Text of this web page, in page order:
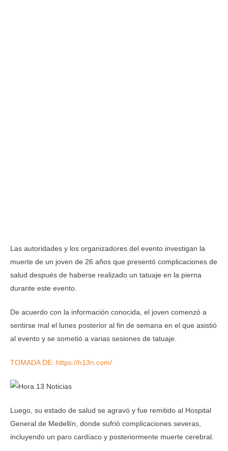
Las autoridades y los organizadores del evento investigan la
muerte de un joven de 26 años que presentó complicaciones de
salud después de haberse realizado un tatuaje en la pierna
durante este evento.
De acuerdo con la información conocida, el joven comenzó a
sentirse mal el lunes posterior al fin de semana en el que asistió
al evento y se sometió a varias sesiones de tatuaje.
TOMADA DE: https://h13n.com/
Luego, su estado de salud se agravó y fue remitido al Hospital
General de Medellín, donde sufrió complicaciones severas,
incluyendo un paro cardíaco y posteriormente muerte cerebral.